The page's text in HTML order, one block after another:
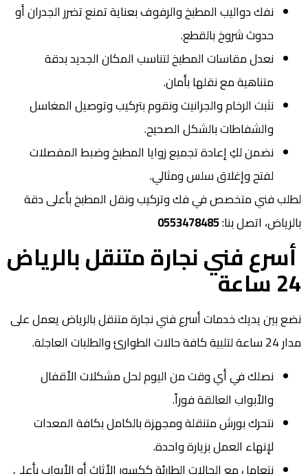
نفك دواليب المطبخ والرفوف بعناية تمنع تضرر الجدران أو
حدوث شروخ بالقطع.
نعدل مقاسات المطبخ لتناسب المكان الجديد بدقة
متناهية مع نقلها بأمان.
نثبت الرخام والجرانيت ونقوم بتركيب وتوصيل المغاسل
والشفاطات بالشكل الصحيح.
نضمن لكِ إعادة تجميع زوايا المطبخ وضبط المفصلات
لفتح وإغلاق سلس ومثالي.
لطلب فني متخصص في فك وتركيب ونقل المطبخ بأعلى دقة
بالرياض، اتصل بنا:0553478485
أسرع فني نجارة متنقل بالرياض
24 ساعة
نضع بين يديك خدمات أسرع فني نجارة متنقل بالرياض يعمل على
مدار 24 ساعة لتلبية كافة حالات الطوارئ والطلبات العاجلة.
نصلك في أي وقت من اليوم لحل مشكلات الأقفال
والأبواب العالقة فوراً.
نتحرك بورش متنقلة ومجهزة بالكامل بكافة المعدات
لإنهاء العمل بزيارة واحدة.